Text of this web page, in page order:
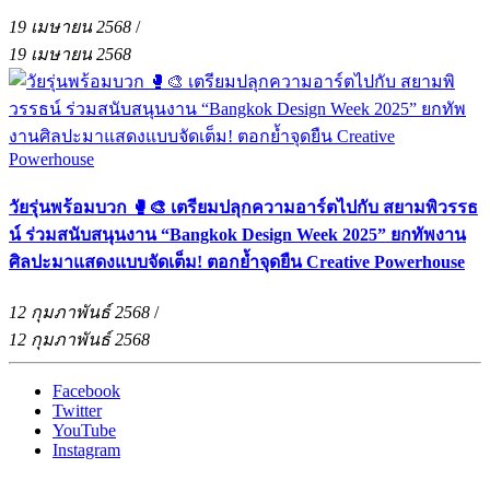
19 เมษายน 2568 /
19 เมษายน 2568
วัยรุ่นพร้อมบวก 🥊🎨 เตรียมปลุกความอาร์ตไปกับ สยามพิวรรธ
น์ ร่วมสนับสนุนงาน “Bangkok Design Week 2025” ยกทัพงาน
ศิลปะมาแสดงแบบจัดเต็ม! ตอกย้ำจุดยืน Creative Powerhouse
12 กุมภาพันธ์ 2568 /
12 กุมภาพันธ์ 2568
Facebook
Twitter
YouTube
Instagram